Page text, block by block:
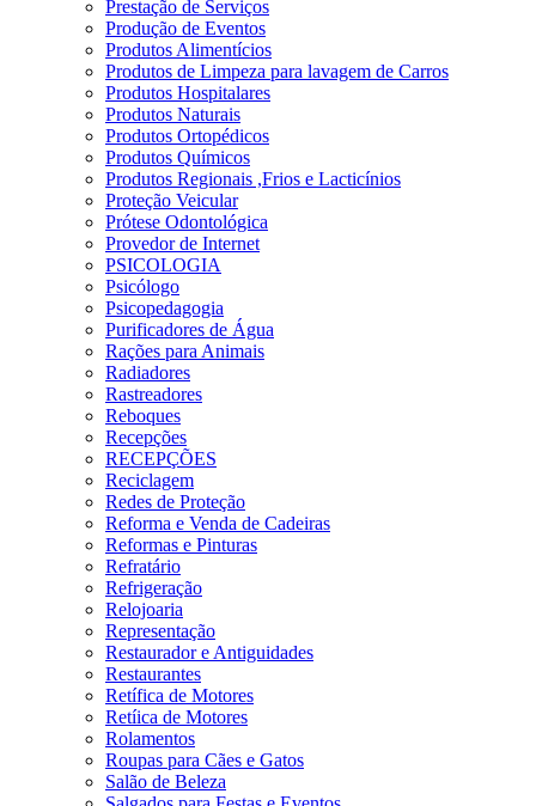
Prestação de Serviços
Produção de Eventos
Produtos Alimentícios
Produtos de Limpeza para lavagem de Carros
Produtos Hospitalares
Produtos Naturais
Produtos Ortopédicos
Produtos Químicos
Produtos Regionais ,Frios e Lacticínios
Proteção Veicular
Prótese Odontológica
Provedor de Internet
PSICOLOGIA
Psicólogo
Psicopedagogia
Purificadores de Água
Rações para Animais
Radiadores
Rastreadores
Reboques
Recepções
RECEPÇÕES
Reciclagem
Redes de Proteção
Reforma e Venda de Cadeiras
Reformas e Pinturas
Refratário
Refrigeração
Relojoaria
Representação
Restaurador e Antiguidades
Restaurantes
Retífica de Motores
Retíica de Motores
Rolamentos
Roupas para Cães e Gatos
Salão de Beleza